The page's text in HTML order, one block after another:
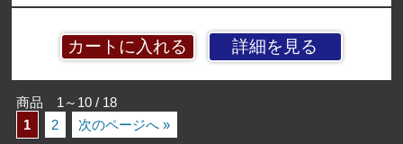
詳細を見る
商品 1～10 / 18
1
2 次のページへ »